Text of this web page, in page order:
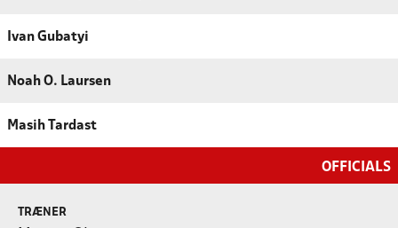
Ivan Gubatyi
Noah O. Laursen
Masih Tardast
OFFICIALS
TRÆNER